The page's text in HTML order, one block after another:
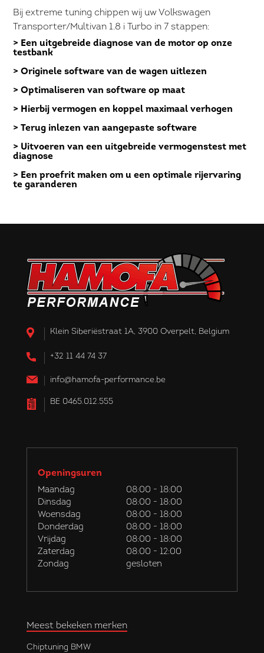
Bij extreme tuning chippen wij uw Volkswagen
Transporter/Multivan 1.8 i Turbo in 7 stappen:
> Een uitgebreide diagnose van de motor op onze
testbank
> Originele software van de wagen uitlezen
> Optimaliseren van software op maat
> Hierbij vermogen en koppel maximaal verhogen
> Terug inlezen van aangepaste software
> Uitvoeren van een uitgebreide vermogenstest met
diagnose
> Een proefrit maken om u een optimale rijervaring
te garanderen
Klein Siberiëstraat 1A, 3900 Overpelt, Belgium
+32 11 44 74 37
info@hamofa-performance.be
BE 0465.012.555
Openingsuren
Maandag
08:00 - 18:00
Dinsdag
08:00 - 18:00
Woensdag
08:00 - 18:00
Donderdag
08:00 - 18:00
Vrijdag
08:00 - 18:00
Zaterdag
08:00 - 12:00
Zondag
gesloten
Meest bekeken merken
Chiptuning BMW